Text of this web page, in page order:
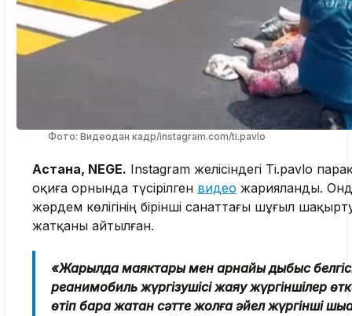
Фото: Видеодан кадр/instagram.com/ti.pavlo
Астана, NEGE. Instagram желісіндегі Ti.pavlo
оқиға орнында түсірілген видео жарияланды.
жәрдем көлігінің бірінші санаттағы шұғыл
жатқаны айтылған.
«Жарқылдақ маяктары мен арнайы дыбыс
реанимобиль жүргізушісі жаяу жүргіншілер
өтіп бара жатқан сәтте жолға әйел жүргінші